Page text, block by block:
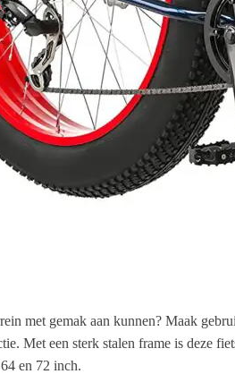
met gemak aan kunnen? Maak
Met een sterk stalen frame is deze
en 72 inch.